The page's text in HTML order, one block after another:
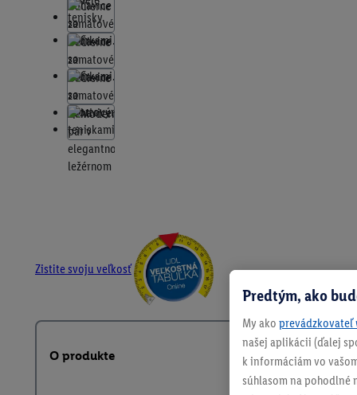
Zistite svoju veľkosť
O produkte
Predtým, ako
My ako prevádzkovateľ
našej aplikácii (ďalej
k informáciám vo
súhlasom na pohodlné